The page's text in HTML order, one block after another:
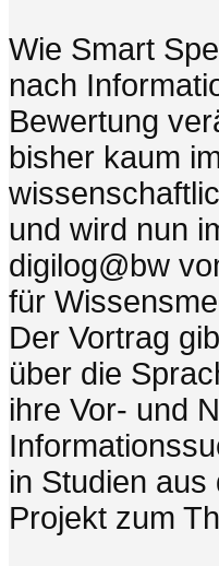
Wie Smart
nach
Bewertung
bisher kaum
und wird nun
digilog@bw
für
Der Vortrag
über die
ihre Vor- und
in Studien aus
Projekt zum